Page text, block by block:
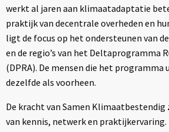
werkt al jaren aan klimaatadaptatie
praktijk van decentrale overheden en
ligt de focus op het ondersteunen van
en de regio’s van het Deltaprogramma
(DPRA). De mensen die het programma
dezelfde als voorheen.
De kracht van Samen
van kennis, netwerk en praktijkervaring.